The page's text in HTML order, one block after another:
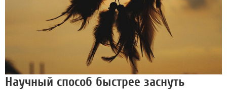
Научный способ быстрее заснуть